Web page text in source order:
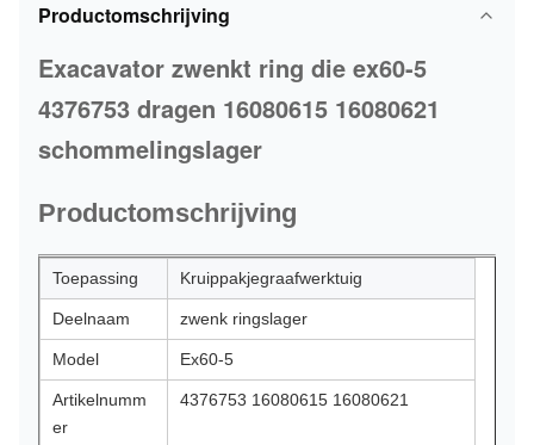
Productomschrijving
Exacavator zwenkt ring die ex60-5
4376753 dragen 16080615 16080621
schommelingslager
Productomschrijving
Toepassing Kruippakjegraafwerktuig
Deelnaam zwenk ringslager
Model Ex60-5
Artikelnumm
er
4376753 16080615 16080621